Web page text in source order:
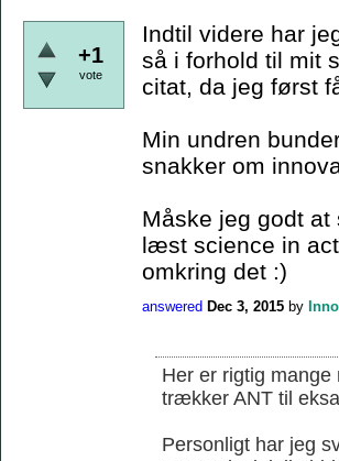
+1
vote
Indtil videre har
så i forhold til mit
citat, da jeg først
Min undren
snakker om
Måske jeg godt
læst science in
omkring det :)
answered Dec 3, 2015 by
Her er rigtig
trækker ANT til
Personligt har jeg